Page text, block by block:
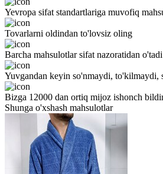
Yevropa sifat standartlariga muvofiq
Tovarlarni oldindan to'lovsiz oling
Barcha mahsulotlar sifat nazoratidan o'tadi
Yuvgandan keyin so'nmaydi, to'kilmaydi,
Bizga 12000 dan ortiq mijoz ishonch
Shunga o'xshash mahsulotlar